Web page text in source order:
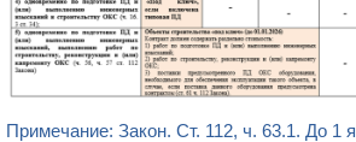
Примечание: Закон. Ст. 112, ч. 63.1. До 1